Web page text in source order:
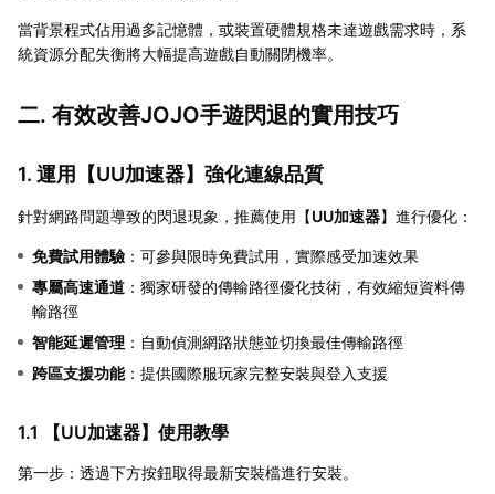
當背景程式佔用過多記憶體，或裝置硬體規格未達遊戲需求時，系
統資源分配失衡將大幅提高遊戲自動關閉機率。
二. 有效改善JOJO手遊閃退的實用技巧
1. 運用【UU加速器】強化連線品質
針對網路問題導致的閃退現象，推薦使用【UU加速器】進行優化：
免費試用體驗 ：可參與限時免費試用，實際感受加速效果
專屬高速通道 ：獨家研發的傳輸路徑優化技術，有效縮短資料傳
輸路徑
智能延遲管理 ：自動偵測網路狀態並切換最佳傳輸路徑
跨區支援功能：提供國際服玩家完整安裝與登入支援
1.1 【UU加速器】使用教學
第一步：透過下方按鈕取得最新安裝檔進行安裝。